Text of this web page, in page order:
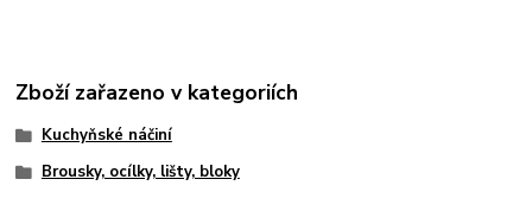
Zboží zařazeno v kategoriích
Kuchyňské náčiní
Brousky, ocílky, lišty, bloky